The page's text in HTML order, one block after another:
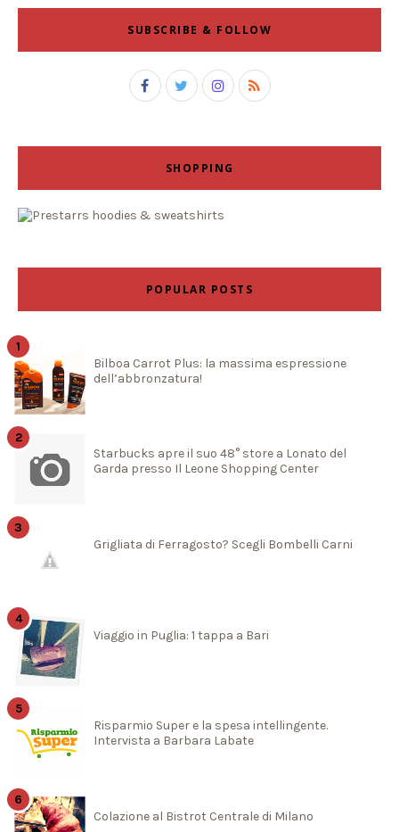
SUBSCRIBE & FOLLOW
SHOPPING
POPULAR POSTS
Bilboa Carrot Plus: la massima espressione
dell’abbronzatura!
Starbucks apre il suo 48° store a Lonato del
Garda presso Il Leone Shopping Center
Grigliata di Ferragosto? Scegli Bombelli Carni
Viaggio in Puglia: 1 tappa a Bari
Risparmio Super e la spesa intellingente.
Intervista a Barbara Labate
Colazione al Bistrot Centrale di Milano